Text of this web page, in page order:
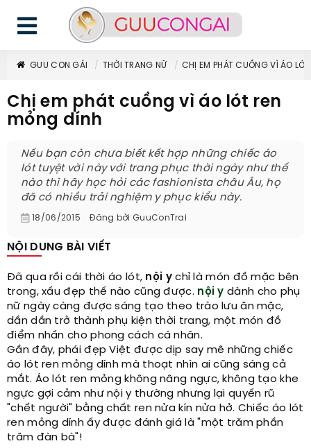
GUU CON GÁI THỜI TRANG NỮ CHỊ EM PHÁT CUỒNG VÌ ÁO
Chị em phát cuồng vì áo lót ren
mỏng dính
Nếu bạn còn chưa biết kết hợp những chiếc áo
lót tuyệt vời này với trang phục thời ngày như thế
nào thì hãy học hỏi các fashionista châu Âu, họ
đã có nhiều trải nghiệm y phục kiểu này.
18/06/2015 Đăng bởi GuuConTrai
NỘI DUNG BÀI VIẾT
Đã qua rồi cái thời áo lót, nội ychỉ là món đồ mặc bên
trong, xấu đẹp thế nào cũng được. nội y dành cho phụ
nữ ngày càng được sáng tạo theo trào lưu ăn mặc,
dần dần trở thành phụ kiện thời trang, một món đồ
điểm nhấn cho phong cách cá nhân.
Gần đây, phái đẹp Việt được dịp say mê những chiếc
áo lót ren mỏng dính mà thoạt nhìn ai cũng sáng cả
mắt. Áo lót ren mỏng không nâng ngực, không tạo khe
ngực gợi cảm như nội y thường nhưng lại quyến rũ
"chết người" bằng chất ren nửa kín nửa hở. Chiếc áo lót
ren mỏng dính ấy được đánh giá là "một trăm phần
trăm đàn bà"!